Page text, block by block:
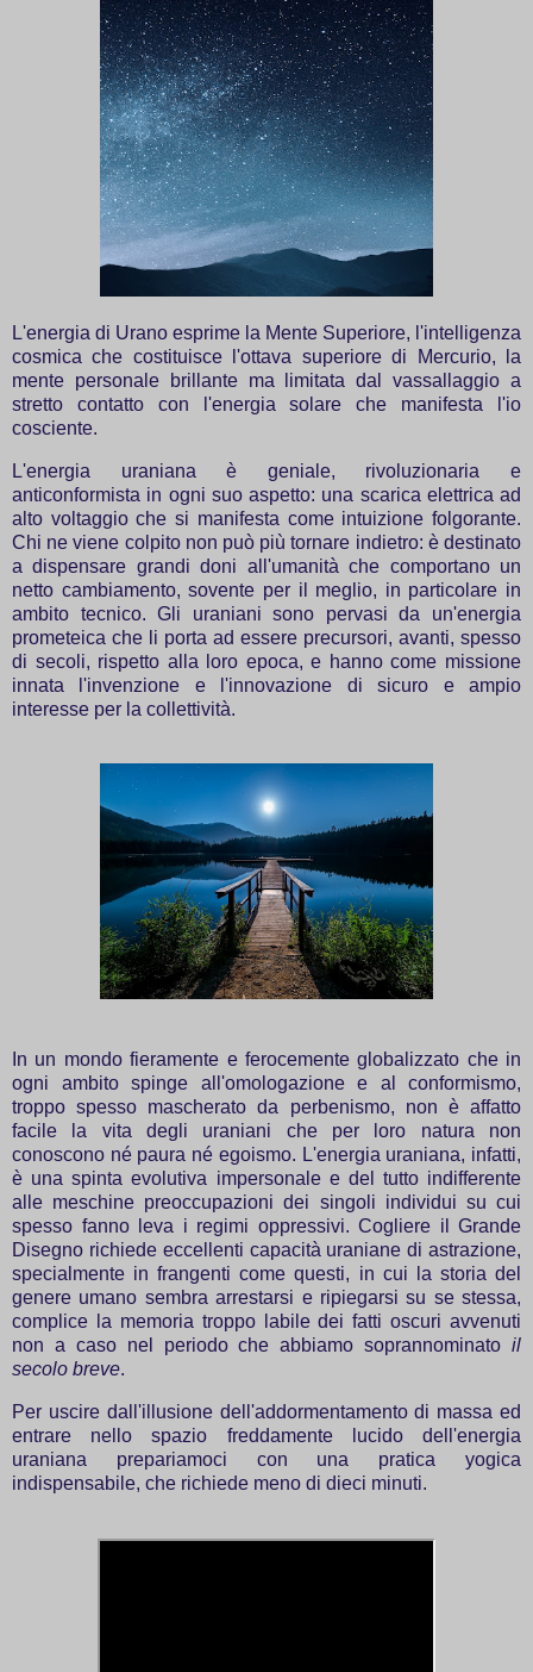
L'energia di Urano esprime la Mente Superiore, l'intelligenza
cosmica che costituisce l'ottava superiore di Mercurio, la
mente personale brillante ma limitata dal vassallaggio a
stretto contatto con l'energia solare che manifesta l'io
cosciente.
L'energia uraniana è geniale, rivoluzionaria e
anticonformista in ogni suo aspetto: una scarica elettrica ad
alto voltaggio che si manifesta come intuizione folgorante.
Chi ne viene colpito non può più tornare indietro: è destinato
a dispensare grandi doni all'umanità che comportano un
netto cambiamento, sovente per il meglio, in particolare in
ambito tecnico. Gli uraniani sono pervasi da un'energia
prometeica che li porta ad essere precursori, avanti, spesso
di secoli, rispetto alla loro epoca, e hanno come missione
innata l'invenzione e l'innovazione di sicuro e ampio
interesse per la collettività.
In un mondo fieramente e ferocemente globalizzato che in
ogni ambito spinge all'omologazione e al conformismo,
troppo spesso mascherato da perbenismo, non è affatto
facile la vita degli uraniani che per loro natura non
conoscono né paura né egoismo. L'energia uraniana, infatti,
è una spinta evolutiva impersonale e del tutto indifferente
alle meschine preoccupazioni dei singoli individui su cui
spesso fanno leva i regimi oppressivi. Cogliere il Grande
Disegno richiede eccellenti capacità uraniane di astrazione,
specialmente in frangenti come questi, in cui la storia del
genere umano sembra arrestarsi e ripiegarsi su se stessa,
complice la memoria troppo labile dei fatti oscuri avvenuti
non a caso nel periodo che abbiamo soprannominato il
secolo breve.
Per uscire dall'illusione dell'addormentamento di massa ed
entrare nello spazio freddamente lucido dell'energia
uraniana prepariamoci con una pratica yogica
indispensabile, che richiede meno di dieci minuti.